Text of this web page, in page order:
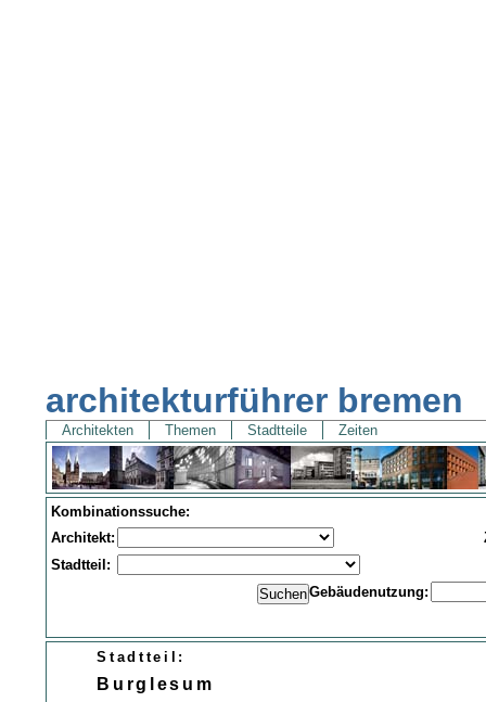
architekturführer bremen
Architekten Themen Stadtteile Zeiten
Kombinationssuche:
Architekt:
Stadtteil:
Gebäudenutzung:
Stadtteil:
Burglesum